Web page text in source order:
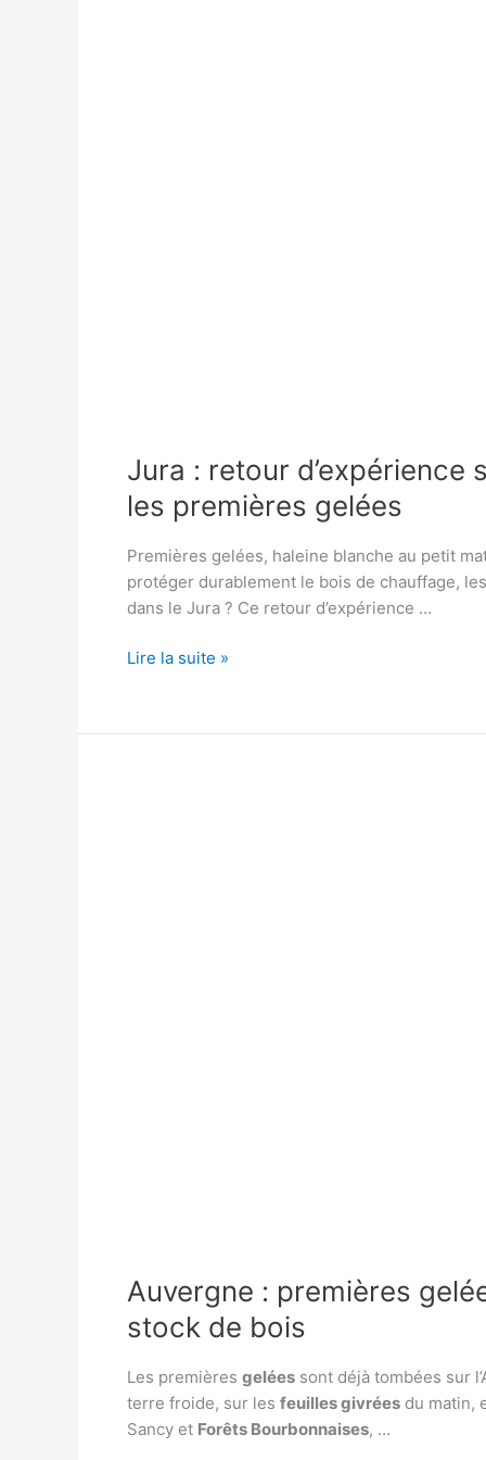
Jura : retour
les premières gelées
Premières gelées, haleine blanche au petit
protéger durablement le bois de chauffage,
dans le Jura ? Ce retour d’expérience …
Jura
d’expérience
Lire la suite »
Auvergne : premières
stock de bois
Les premières gelées sont déjà tombées sur
terre froide, sur les feuilles givrées du matin,
Sancy et Forêts Bourbonnaises, …